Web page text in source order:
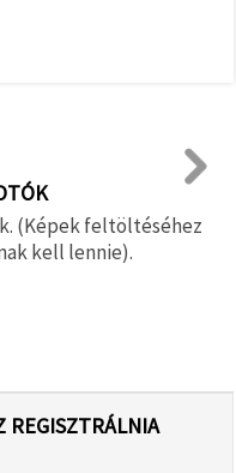
(Képek feltöltéséhez
kell lennie).
REGISZTRÁLNIA